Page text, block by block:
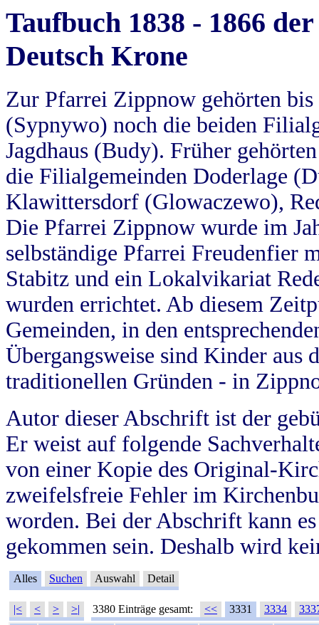
Taufbuch 1838 - 1866
Deutsch Krone
Zur Pfarrei Zippnow gehörten
(Sypnywo) noch die beiden
Jagdhaus (Budy). Früher
die Filialgemeinden Doderlage
Klawittersdorf (Glowaczewo),
Die Pfarrei Zippnow wurde im
selbständige Pfarrei Freudenfier
Stabitz und ein Lokalvikariat
wurden errichtet. Ab diesem
Gemeinden, in den
Übergangsweise sind Kinder aus
traditionellen Gründen - in
Autor dieser Abschrift ist der
Er weist auf folgende
von einer Kopie des Original-
zweifelsfreie Fehler im
worden. Bei der Abschrift kann
gekommen sein. Deshalb wird
Alles Suchen Auswahl Detail
|< < > >| 3380 Einträge gesamt: << 3331 3334